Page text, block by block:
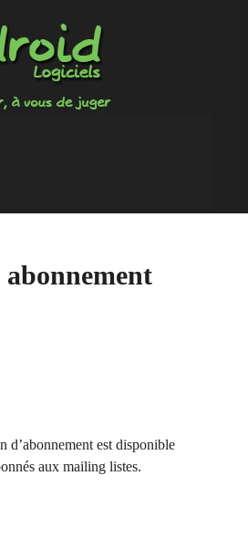
d’abonnement est disponible
aux mailing listes.